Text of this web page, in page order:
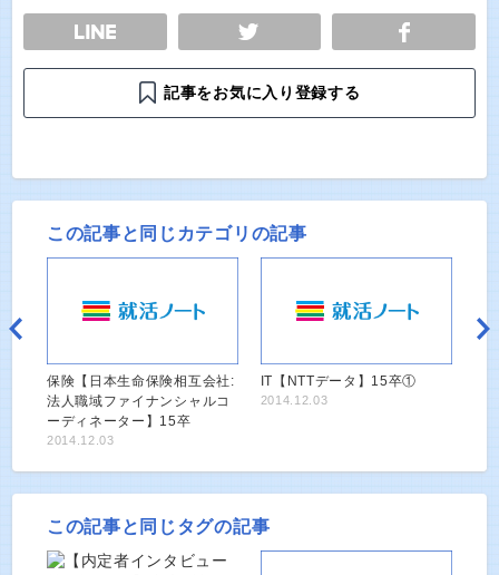
TWEET
記事をお気に入り登録する
この記事と同じカテゴリの記事
保険【日本生命保険相互会社:
法人職域ファイナンシャルコ
ーディネーター】15卒
2014.12.03
IT【NTTデータ】15卒①
2014.12.03
この記事と同じタグの記事